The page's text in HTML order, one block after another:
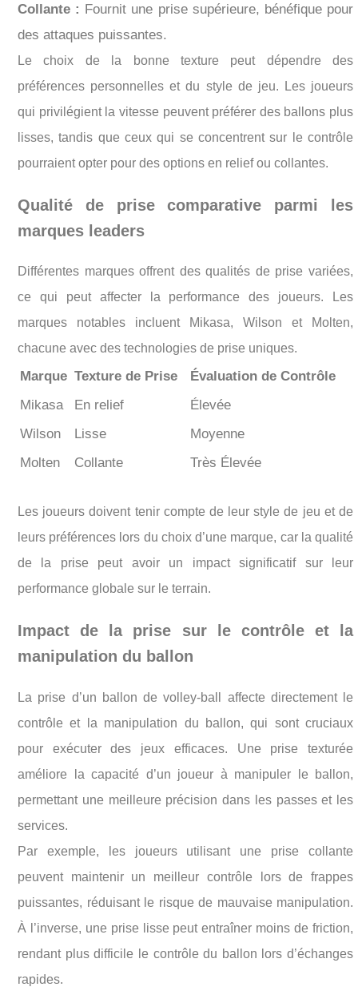
Collante : Fournit une prise supérieure, bénéfique pour
des attaques puissantes.
Le choix de la bonne texture peut dépendre des
préférences personnelles et du style de jeu. Les joueurs
qui privilégient la vitesse peuvent préférer des ballons plus
lisses, tandis que ceux qui se concentrent sur le contrôle
pourraient opter pour des options en relief ou collantes.
Qualité de prise comparative parmi les
marques leaders
Différentes marques offrent des qualités de prise variées,
ce qui peut affecter la performance des joueurs. Les
marques notables incluent Mikasa, Wilson et Molten,
chacune avec des technologies de prise uniques.
Marque Texture de Prise
Évaluation de Contrôle
Mikasa
En relief
Élevée
Wilson
Lisse
Moyenne
Molten
Collante Très Élevée
Les joueurs doivent tenir compte de leur style de jeu et de
leurs préférences lors du choix d’une marque, car la qualité
de la prise peut avoir un impact significatif sur leur
performance globale sur le terrain.
Impact de la prise sur le contrôle et la
manipulation du ballon
La prise d’un ballon de volley-ball affecte directement le
contrôle et la manipulation du ballon, qui sont cruciaux
pour exécuter des jeux efficaces. Une prise texturée
améliore la capacité d’un joueur à manipuler le ballon,
permettant une meilleure précision dans les passes et les
services.
Par exemple, les joueurs utilisant une prise collante
peuvent maintenir un meilleur contrôle lors de frappes
puissantes, réduisant le risque de mauvaise manipulation.
À l’inverse, une prise lisse peut entraîner moins de friction,
rendant plus difficile le contrôle du ballon lors d’échanges
rapides.